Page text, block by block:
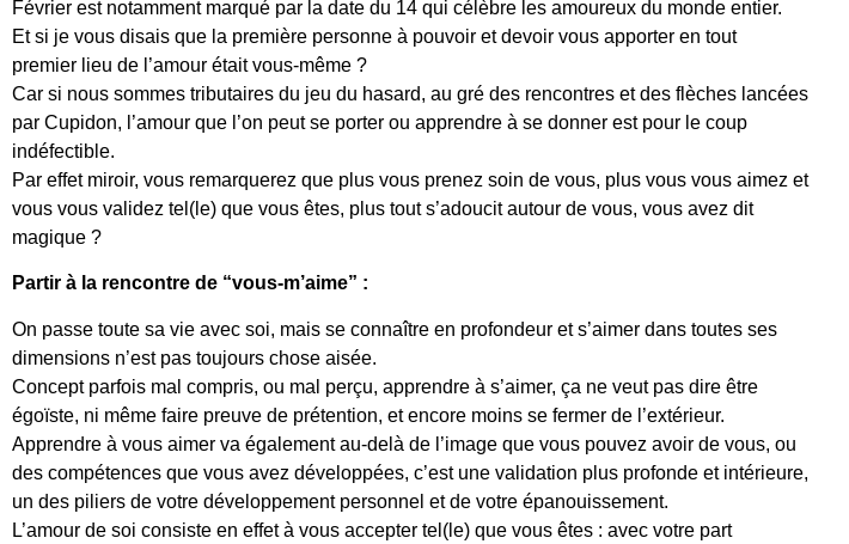
Février est notamment marqué par la date du 14 qui célèbre les amoureux du monde entier.
Et si je vous disais que la première personne à pouvoir et devoir vous apporter en tout
premier lieu de l’amour était vous-même ?
Car si nous sommes tributaires du jeu du hasard, au gré des rencontres et des flèches lancées
par Cupidon, l’amour que l’on peut se porter ou apprendre à se donner est pour le coup
indéfectible.
Par effet miroir, vous remarquerez que plus vous prenez soin de vous, plus vous vous aimez et
vous vous validez tel(le) que vous êtes, plus tout s’adoucit autour de vous, vous avez dit
magique ?
Partir à la rencontre de “vous-m’aime” :
On passe toute sa vie avec soi, mais se connaître en profondeur et s’aimer dans toutes ses
dimensions n’est pas toujours chose aisée.
Concept parfois mal compris, ou mal perçu, apprendre à s’aimer, ça ne veut pas dire être
égoïste, ni même faire preuve de prétention, et encore moins se fermer de l’extérieur.
Apprendre à vous aimer va également au-delà de l’image que vous pouvez avoir de vous, ou
des compétences que vous avez développées, c’est une validation plus profonde et intérieure,
un des piliers de votre développement personnel et de votre épanouissement.
L’amour de soi consiste en effet à vous accepter tel(le) que vous êtes : avec votre part